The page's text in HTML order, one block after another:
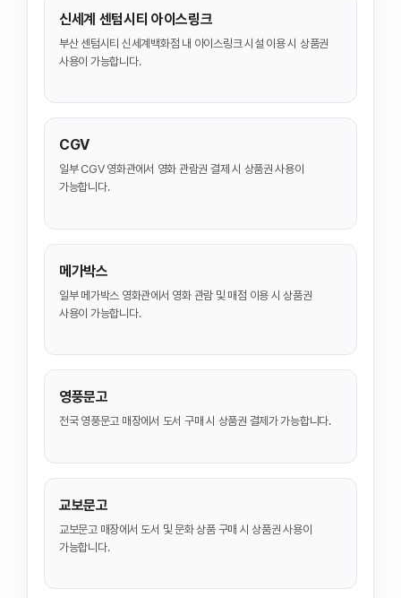
신세계 센텀시티 아이스링크
부산 센텀시티 신세계백화점 내 아이스링크 시설 이용 시 상품권
사용이 가능합니다.
CGV
일부 CGV 영화관에서 영화 관람권 결제 시 상품권 사용이
가능합니다.
메가박스
일부 메가박스 영화관에서 영화 관람 및 매점 이용 시 상품권
사용이 가능합니다.
영풍문고
전국 영풍문고 매장에서 도서 구매 시 상품권 결제가 가능합니다.
교보문고
교보문고 매장에서 도서 및 문화 상품 구매 시 상품권 사용이
가능합니다.